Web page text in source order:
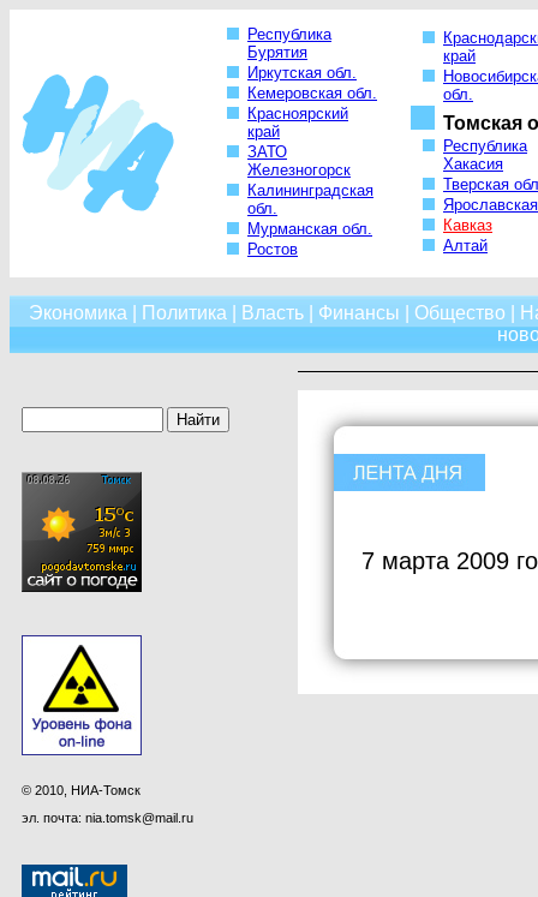
Республика
Бурятия
Иркутская обл.
Кемеровская обл.
Красноярский
край
ЗАТО
Железногорск
Калининградская
обл.
Мурманская обл.
Ростов
край
обл.
Томская
Республика
Хакасия
Тверская
Кавказ
Алтай
Экономика Политика Власть| Финансы Общество
© 2010, НИА-Томск
эл. почта: nia.tomsk@mail.ru
7 марта 2009